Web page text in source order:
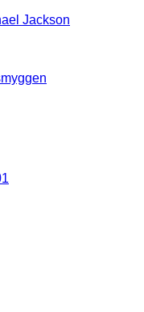
Jackson